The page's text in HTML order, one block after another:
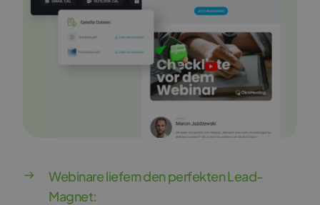
Webinare liefern den perfekten Lead-
Magnet: